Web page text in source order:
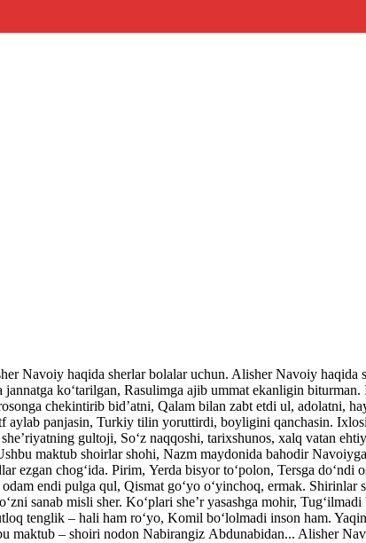
Navoiy haqida sherlar bolalar uchun. Alisher Navoiy
ko‘tarilgan, Rasulimga ajib ummat ekanligin
chekintirib bid’atni, Qalam bilan zabt etdi ul, adolatni,
panjasin, Turkiy tilin yoruttirdi, boyligini qanchasin.
gultoji, So‘z naqqoshi, tarixshunos, xalq vatan
maktub shoirlar shohi, Nazm maydonida bahodir
ezgan chog‘ida. Pirim, Yerda bisyor to‘polon, Tersga do‘ndi
endi pulga qul, Qismat go‘yo o‘yinchoq, ermak.
sanab misli sher. Ko‘plari she’r yasashga mohir,
tenglik – hali ham ro‘yo, Komil bo‘lolmadi inson ham.
maktub – shoiri nodon Nabirangiz Abdunabidan... Alisher